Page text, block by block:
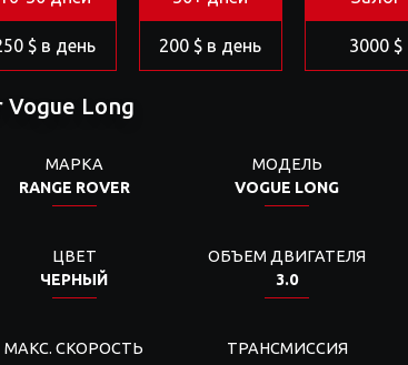
$ в день 200 $ в день 3000 $
Long
МАРКА
RANGE ROVER
МОДЕЛЬ
VOGUE LONG
ЦВЕТ
ЧЕРНЫЙ
ОБЪЕМ ДВИГАТЕЛЯ
3.0
МАКС. СКОРОСТЬ
ТРАНСМИССИЯ